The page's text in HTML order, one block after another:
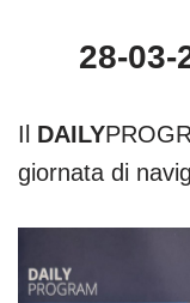
28-03-
Il DAILY
giornata di